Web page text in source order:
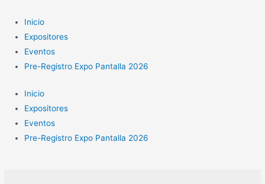
contenido
Inicio
Expositores
Eventos
Pre-Registro Expo Pantalla 2026
Inicio
Expositores
Eventos
Pre-Registro Expo Pantalla 2026